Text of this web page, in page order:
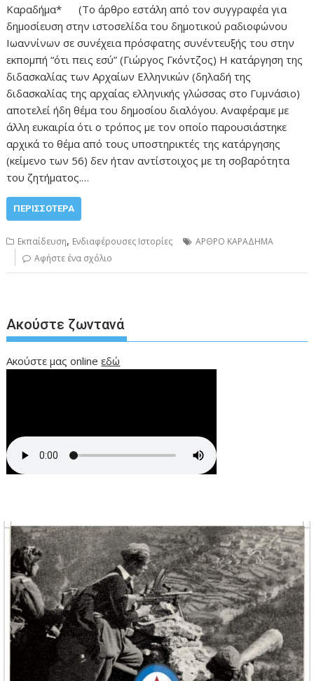
Καραδήμα* (Το άρθρο εστάλη από τον συγγραφέα για
δημοσίευση στην ιστοσελίδα του δημοτικού ραδιοφώνου
Ιωαννίνων σε συνέχεια πρόσφατης συνέντευξής του στην
εκπομπή “ότι πεις εσύ” (Γιώργος Γκόντζος) Η κατάργηση της
διδασκαλίας των Αρχαίων Ελληνικών (δηλαδή της
διδασκαλίας της αρχαίας ελληνικής γλώσσας στο Γυμνάσιο)
αποτελεί ήδη θέμα του δημοσίου διαλόγου. Αναφέραμε με
άλλη ευκαιρία ότι ο τρόπος με τον οποίο παρουσιάστηκε
αρχικά το θέμα από τους υποστηρικτές της κατάργησης
(κείμενο των 56) δεν ήταν αντίστοιχος με τη σοβαρότητα
του ζητήματος.…
ΠΕΡΙΣΣΌΤΕΡΑ
Εκπαίδευση, Ενδιαφέρουσες Ιστορίες
ΑΡΘΡΟ ΚΑΡΑΔΗΜΑ
Αφήστε ένα σχόλιο
Ακούστε ζωντανά
Ακούστε μας onlineεδώ